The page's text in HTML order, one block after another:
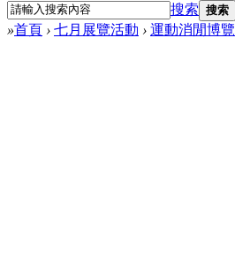
搜索 搜索
»首頁 › 七月展覽活動 › 運動消閒博覽